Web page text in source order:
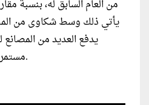
من العام السابق له، بنسبة
يأتي ذلك وسط شكاوى من
يدفع العديد من المصانع
مستمرة، وفقا لصحيفة البورصة.